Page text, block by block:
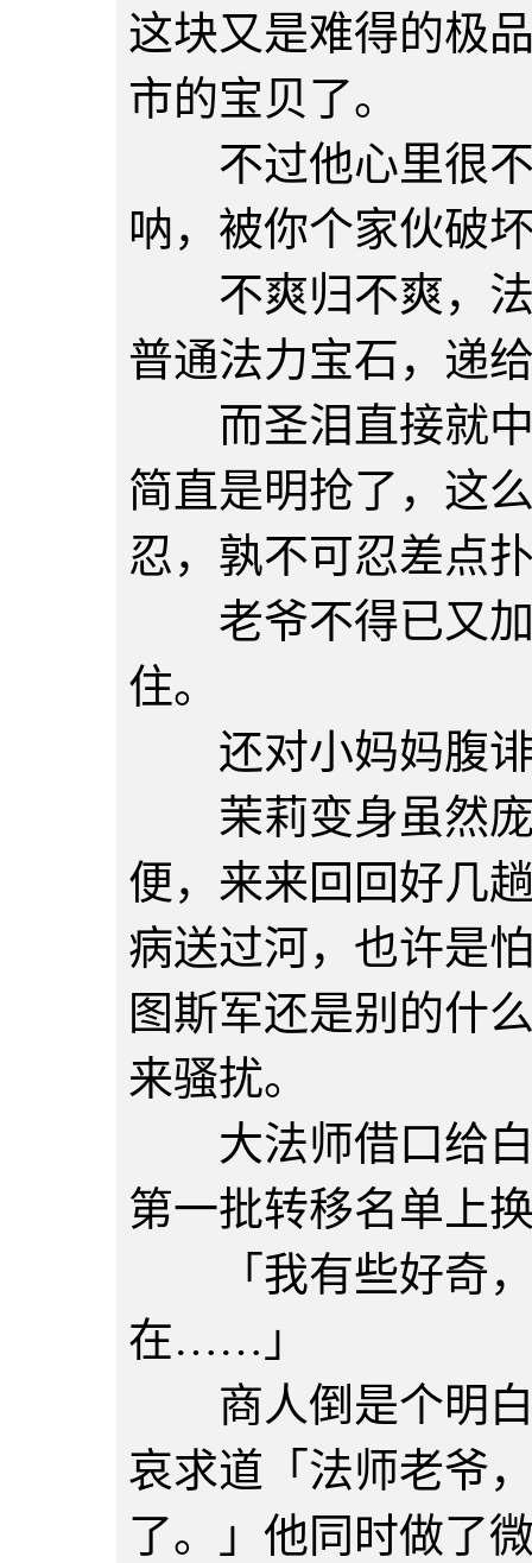
这块又是难得的极
市的宝贝了。
不过他心里很不
呐，被你个家伙破
不爽归不爽，法
普通法力宝石，递
而圣泪直接就中
简直是明抢了，这
忍，孰不可忍差点
老爷不得已又加
住。
还对小妈妈腹诽
茉莉变身虽然庞
便，来来回回好几
病送过河，也许是
图斯军还是别的什
来骚扰。
大法师借口给白
第一批转移名单上
「我有些好奇，
在……」
商人倒是个明白
哀求道「法师老爷
了。」他同时做了